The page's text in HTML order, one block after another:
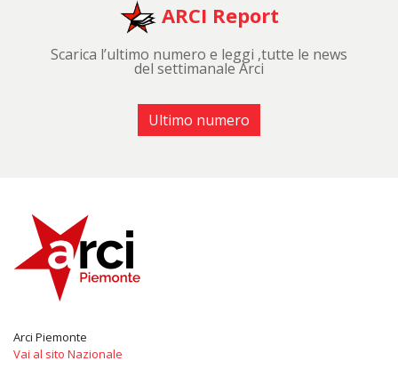
ARCI Report
Scarica l’ultimo numero e leggi ,tutte le news
del settimanale Arci
Ultimo numero
Arci Piemonte
Vai al sito Nazionale